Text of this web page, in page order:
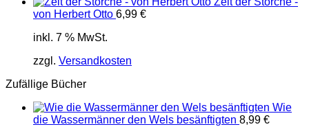
von Herbert Otto 6,99 €
inkl. 7 % MwSt.
zzgl. Versandkosten
Zufällige Bücher
Wie
die Wassermänner den Wels besänftigten 8,99 €